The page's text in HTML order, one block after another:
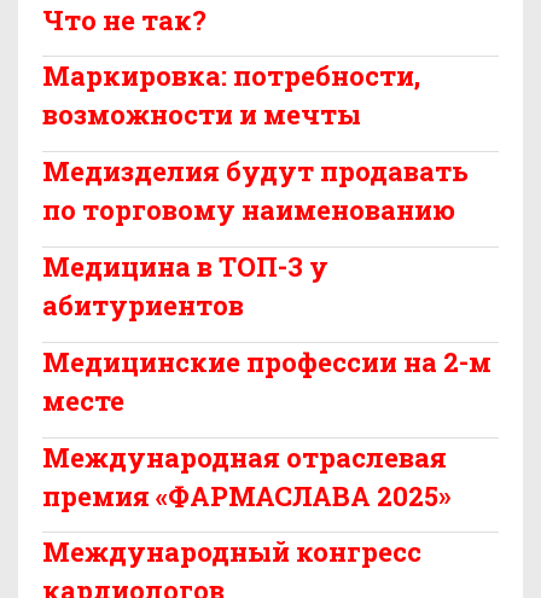
Что не так?
Маркировка: потребности,
возможности и мечты
Медизделия будут продавать
по торговому наименованию
Медицина в ТОП-3 у
абитуриентов
Медицинские профессии на 2-м
месте
Международная отраслевая
премия «ФАРМАСЛАВА 2025»
Международный конгресс
кардиологов